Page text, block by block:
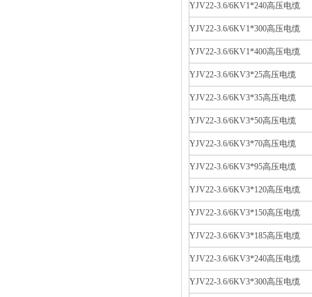
YJV22-3.6/6KV1*240高压电缆
YJV22-3.6/6KV1*300高压电缆
YJV22-3.6/6KV1*400高压电缆
YJV22-3.6/6KV3*25高压电缆
YJV22-3.6/6KV3*35高压电缆
YJV22-3.6/6KV3*50高压电缆
YJV22-3.6/6KV3*70高压电缆
YJV22-3.6/6KV3*95高压电缆
YJV22-3.6/6KV3*120高压电缆
YJV22-3.6/6KV3*150高压电缆
YJV22-3.6/6KV3*185高压电缆
YJV22-3.6/6KV3*240高压电缆
YJV22-3.6/6KV3*300高压电缆